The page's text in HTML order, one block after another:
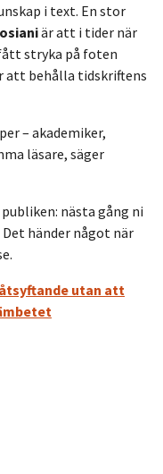
i text. En stor
är att i tider när
stryka på foten
att behålla tidskriftens
– akademiker,
läsare, säger
nästa gång ni
händer något när
utan att